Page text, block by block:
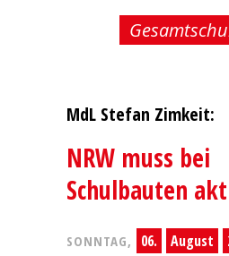
MdL Stefan Zimkeit:
NRW muss bei
Schulbauten
SONNTAG, 06. August